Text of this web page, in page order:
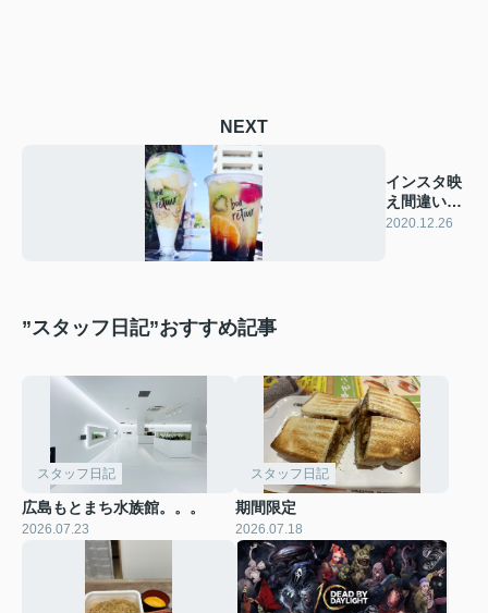
NEXT
インスタ映
え間違いな
いです(*^-
2020.12.26
”スタッフ日記”おすすめ記事
スタッフ日記
広島もとまち水族館。。。
2026.07.23
スタッフ日記
期間限定
2026.07.18